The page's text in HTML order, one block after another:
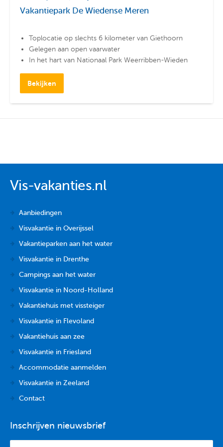
Vakantiepark De Wiedense Meren
Toplocatie op slechts 6 kilometer van Giethoorn
Gelegen aan open vaarwater
In het hart van Nationaal Park Weerribben-Wieden
Bekijken
Vis-vakanties.nl
Aanbiedingen
Visvakantie in Overijssel
Vakantieparken aan het water
Visvakantie in Drenthe
Campings aan het water
Visvakantie in Noord-Holland
Vakantiehuis met vissteiger
Visvakantie in Flevoland
Vakantiehuis aan zee
Visvakantie in Friesland
Accommodatie aanmelden
Visvakantie in Zeeland
Contact
Inschrijven nieuwsbrief